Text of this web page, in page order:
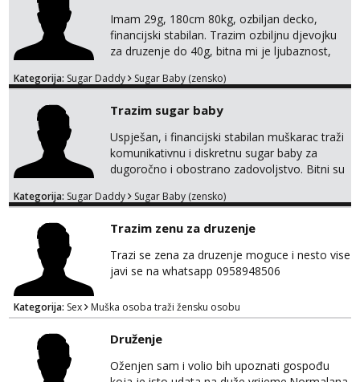
Imam 29g, 180cm 80kg, ozbiljan decko,
financijski stabilan. Trazim ozbiljnu djevojku
za druzenje do 40g, bitna mi je ljubaznost,
predstavis sa opisom i slikom, o nagradi
Kategorija: Sugar Daddy Sugar Baby (zensko)
Trazim sugar baby
Uspješan, i financijski stabilan muškarac traži
komunikativnu i diskretnu sugar baby za
dugoročno i obostrano zadovoljstvo. Bitni su
dogovor bez komplikacija. Nagrada
želiš – javi se privatno s kratkim opisom i
fotografijom.
Kategorija: Sugar Daddy Sugar Baby (zensko)
Trazim zenu za druzenje
Trazi se zena za druzenje moguce i nesto vise
javi se na whatsapp 0958948506
Kategorija: Sex Muška osoba traži žensku osobu
Druženje
Oženjen sam i volio bih upoznati gospođu